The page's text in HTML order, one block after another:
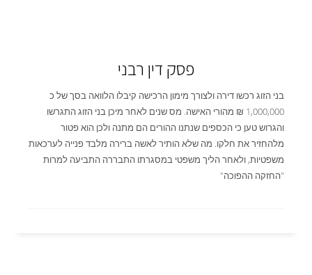
פסק דין רבני
בני הזוג רכשו דירה ולצורך מימון הרכישה קיבלו הלוואה בסך של כ
1,000,000 ₪ מהורי האישה. מס שנים לאחר מיכן בני הזוג התגרשו
והגרוש טען כי הכספים שנתנו ההורים הם מתנה ולכן הוא פטור
מלהחזיר את חלקו. מה שלא הותיר לאשה ברירה מלבד פנייה לערכאות
משפטיות, ולאחר הליך משפטי במסגרתו התבררה התביעה למרות
"החזקה ההפוכה"